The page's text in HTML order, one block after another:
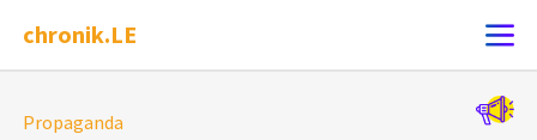
chronik.LE
Propaganda
Alle Ereignisse